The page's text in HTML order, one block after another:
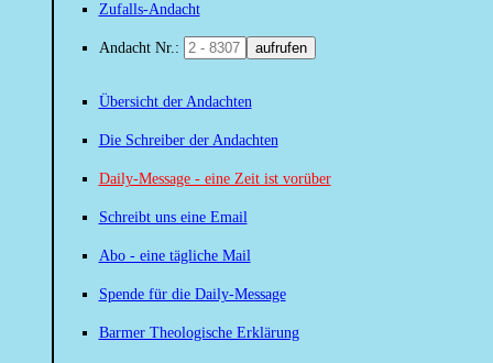
Zufalls-Andacht
Andacht Nr.: aufrufen
Übersicht der Andachten
Die Schreiber der Andachten
Daily-Message - eine Zeit ist vorüber
Schreibt uns eine Email
Abo - eine tägliche Mail
Spende für die Daily-Message
Barmer Theologische Erklärung